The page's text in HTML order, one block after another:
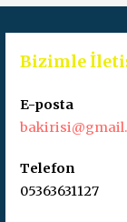
Bizimle
E-posta
Telefon
05363631127